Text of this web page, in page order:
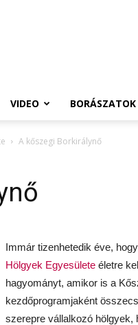
VIDEO BORÁSZATOK
A kőszegi Borkirálynő
Immár tizenhetedik éve,
Hölgyek Egyesülete életre
hagyományt, amikor is a
kezdőprogramjaként
szerepre vállalkozó hölgyek,